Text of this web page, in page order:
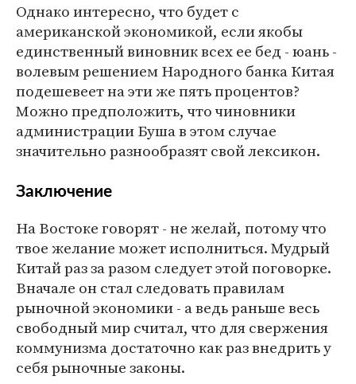
Однако интересно, что будет с
американской экономикой, если якобы
единственный виновник всех ее бед - юань -
волевым решением Народного банка Китая
подешевеет на эти же пять процентов?
Можно предположить, что чиновники
администрации Буша в этом случае
значительно разнообразят свой лексикон.
Заключение
На Востоке говорят - не желай, потому что
твое желание может исполниться. Мудрый
Китай раз за разом следует этой поговорке.
Вначале он стал следовать правилам
рыночной экономики - а ведь раньше весь
свободный мир считал, что для свержения
коммунизма достаточно как раз внедрить у
себя рыночные законы.